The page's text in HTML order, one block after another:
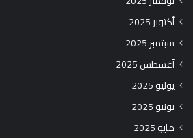
أكتوبر 2025
سبتمبر 2025
أغسطس 2025
يوليو 2025
يونيو 2025
مايو 2025